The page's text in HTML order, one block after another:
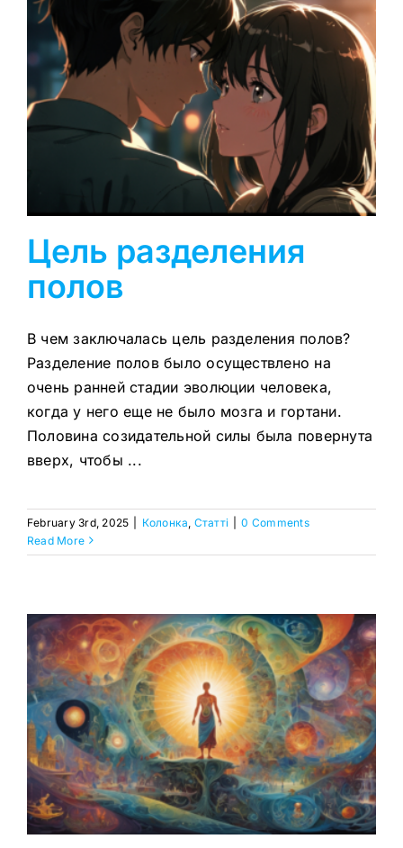
Цель разделения
полов
В чем заключалась цель разделения полов?
Разделение полов было осуществлено на
очень ранней стадии эволюции человека,
когда у него еще не было мозга и гортани.
Половина созидательной силы была повернута
вверх, чтобы ...
February 3rd, 2025 Колонка Статтi
0 Comments
Read More